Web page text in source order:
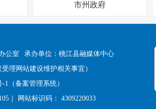
市州政府
公室
承办单位：桃江县融媒体中心
理网站建设维护相关事宜）
1（备案管理系统）
｜ 网站标识码： 4309220033